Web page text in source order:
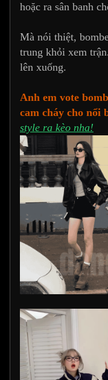
hoặc ra sân banh
Mà nói thiệt,
trung khỏi xem
lên xuống.
Anh em vote
cam cháy cho nổi
style ra kèo nha!